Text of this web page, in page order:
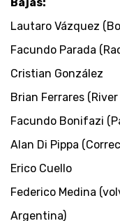
Lautaro Vázquez
Facundo Parada
Cristian González
Brian Ferrares
Facundo Bonifazi
Alan Di Pippa
Erico Cuello
Federico Medina
Argentina)